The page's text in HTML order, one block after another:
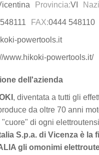
Provincia:VI
FAX:0444 548110
powertools.it
www.hikoki-powertools.it/
dell'azienda
, diventata a tutti gli
da oltre 70 anni
di ogni
S.p.a. di Vicenza è la
gli omonimi